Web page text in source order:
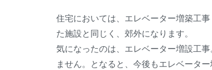
住宅においては、エレベーター増築工
た施設と同じく、郊外になります。
気になったのは、エレベーター増設工
ません。となると、今後もエレベータ